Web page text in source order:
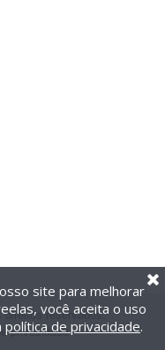
direitos reservados.
privacidade
site para melhorar
você aceita o uso
política de privacidade.